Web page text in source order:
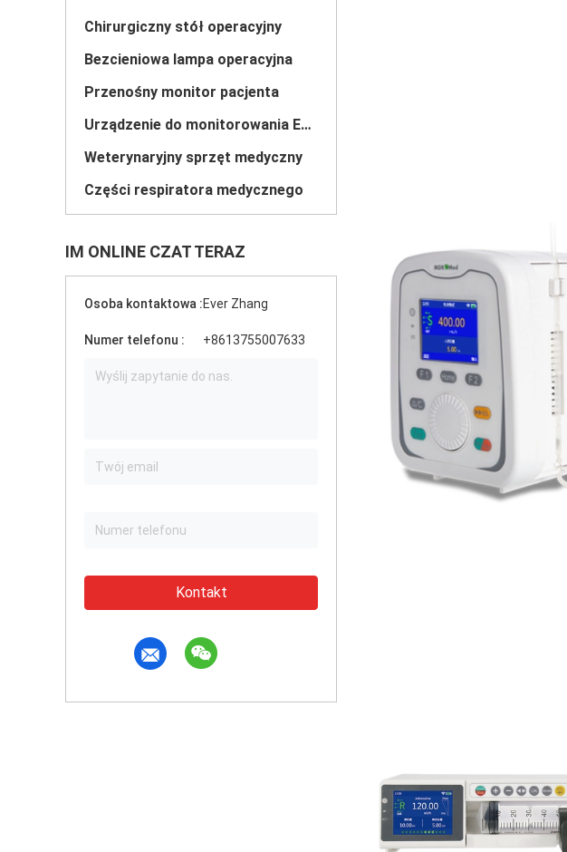
Chirurgiczny stół operacyjny
Bezcieniowa lampa operacyjna
Przenośny monitor pacjenta
Urządzenie do monitorowania EEG
Weterynaryjny sprzęt medyczny
Części respiratora medycznego
IM ONLINE CZAT TERAZ
Osoba kontaktowa :Ever Zhang
Numer telefonu : +8613755007633
Kontakt